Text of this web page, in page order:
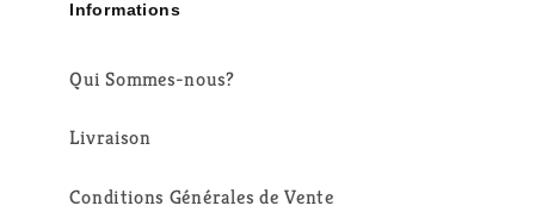
Informations
Qui Sommes-nous?
Livraison
Conditions Générales de Vente